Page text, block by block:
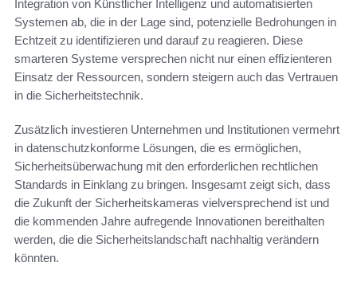
Integration von Künstlicher Intelligenz und automatisierten
Systemen ab, die in der Lage sind, potenzielle Bedrohungen in
Echtzeit zu identifizieren und darauf zu reagieren. Diese
smarteren Systeme versprechen nicht nur einen effizienteren
Einsatz der Ressourcen, sondern steigern auch das Vertrauen
in die Sicherheitstechnik.
Zusätzlich investieren Unternehmen und Institutionen vermehrt
in datenschutzkonforme Lösungen, die es ermöglichen,
Sicherheitsüberwachung mit den erforderlichen rechtlichen
Standards in Einklang zu bringen. Insgesamt zeigt sich, dass
die Zukunft der Sicherheitskameras vielversprechend ist und
die kommenden Jahre aufregende Innovationen bereithalten
werden, die die Sicherheitslandschaft nachhaltig verändern
könnten.